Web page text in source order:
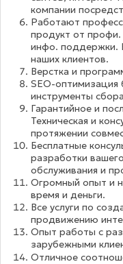
компании
Работают
продукт от
инфо. поддержки.
наших клиентов.
Верстка и
SEO-оптимизация
инструменты
Гарантийное и
Техническая и
протяжении
Бесплатные
разработки
обслуживания и
Огромный опыт и
время и деньги.
Все услуги по
продвижению
Опыт работы с
зарубежными
Отличное